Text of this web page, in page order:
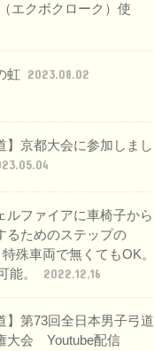
エクボクローク）使
虹 2023.08.02
】京都大会に参加しまし
ルファイアに車椅子から
るためのステップの
特殊車両で無くてもOK。
能。
2022.12.16
】第73回全日本男子弓道
大会 Youtube配信